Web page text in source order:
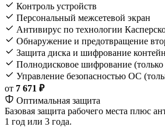
Контроль устройств
Персональный межсетевой экран
Антивирус по технологии
Обнаружение и предотвращение
Защита диска и шифрование
Полнодисковое шифрование
Управление безопасностью ОС
от 7 671 ₽
Оптимальная защита
Базовая защита рабочего места плюс
1 год или 3 года.